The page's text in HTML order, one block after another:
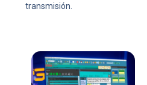
transmisión.